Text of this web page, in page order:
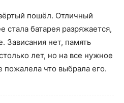
пошёл. Отличный
стала батарея разряжается,
Зависания нет, память
лет, но на все нужное
пожалела что выбрала его.